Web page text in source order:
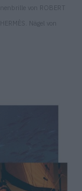
von ROBERT
Nägel von